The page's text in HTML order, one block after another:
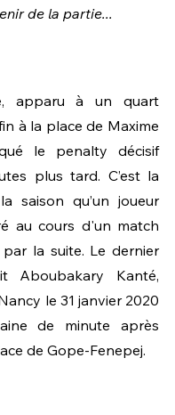
de la partie...
apparu à un quart
à la place de Maxime
le penalty décisif
saison qu’un joueur
au cours d'un match
la suite. Le dernier
Aboubakary Kanté,
le 31 janvier 2020
de minute après
de Gope-Fenepej.